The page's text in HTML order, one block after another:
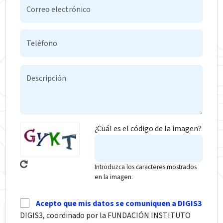
¿Cuál es el código de la imagen?
Introduzca los caracteres mostrados
en la imagen.
Acepto que mis datos se comuniquen a DIGIS3
DIGIS3, coordinado por la FUNDACIÓN INSTITUTO